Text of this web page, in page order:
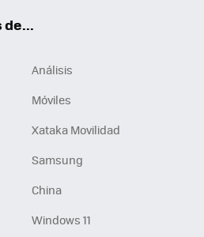
de...
Análisis
Móviles
Xataka Movilidad
Samsung
China
Windows 11